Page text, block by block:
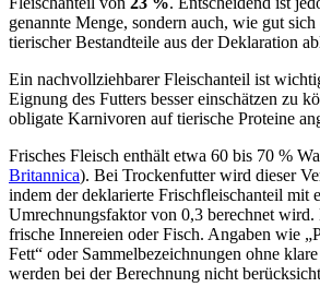
genannte Menge, sondern auch, wie gut
tierischer Bestandteile aus der Deklaration
Ein nachvollziehbarer Fleischanteil ist
Eignung des Futters besser einschätzen zu
obligate Karnivoren auf tierische Proteine
Frisches Fleisch enthält etwa 60 bis 70 %
Britannica). Bei Trockenfutter wird dieser
indem der deklarierte Frischfleischanteil mit
Umrechnungsfaktor von 0,3 berechnet
frische Innereien oder Fisch. Angaben wie
Fett“ oder Sammelbezeichnungen ohne
werden bei der Berechnung nicht